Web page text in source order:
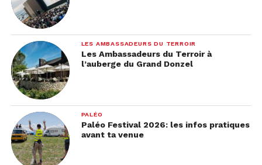
LES AMBASSADEURS DU TERROIR
Les Ambassadeurs du Terroir à
l’auberge du Grand Donzel
PALÉO
Paléo Festival 2026: les infos pratiques
avant ta venue